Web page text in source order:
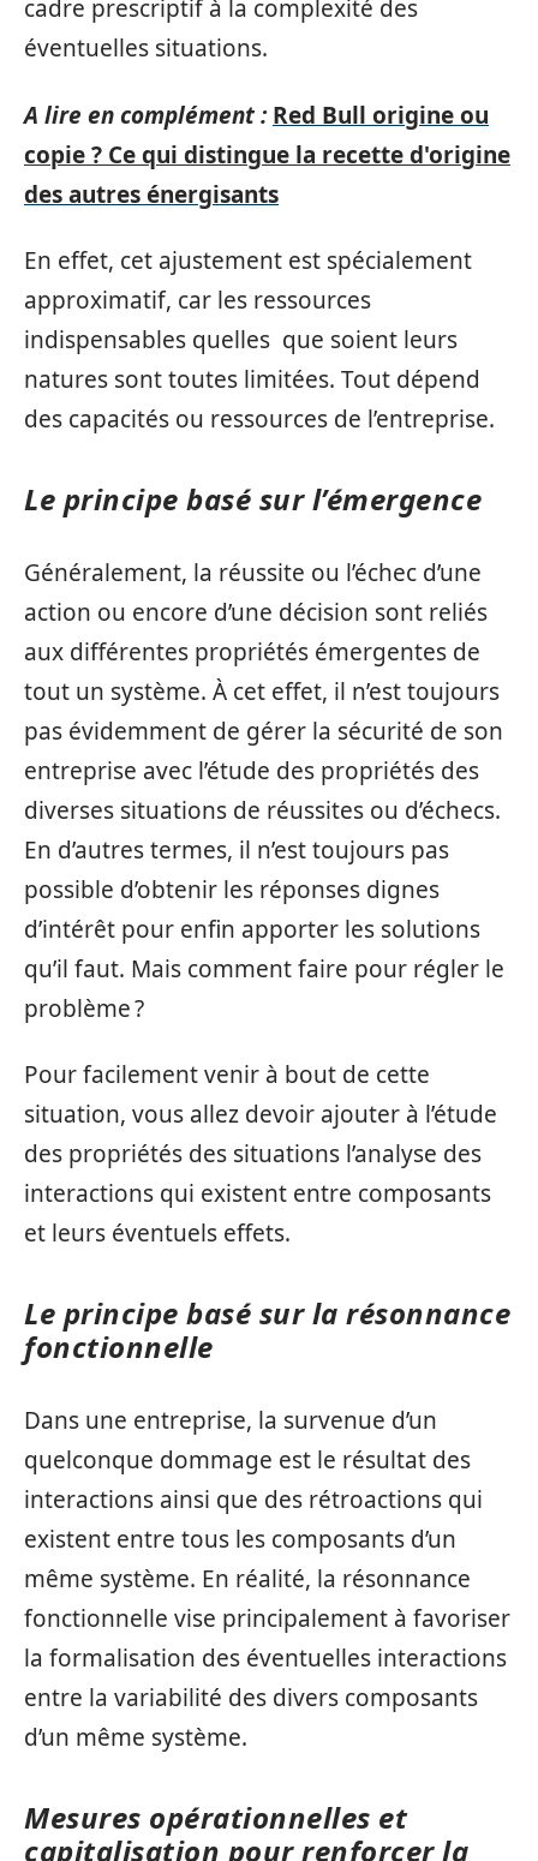
cadre prescriptif à la complexité des
éventuelles situations.
A lire en complément : Red Bull origine ou
copie ? Ce qui distingue la recette d'origine
des autres énergisants
En effet, cet ajustement est spécialement
approximatif, car les ressources
indispensables quelles que soient leurs
natures sont toutes limitées. Tout dépend
des capacités ou ressources de l’entreprise.
Le principe basé sur l’émergence
Généralement, la réussite ou l’échec d’une
action ou encore d’une décision sont reliés
aux différentes propriétés émergentes de
tout un système. À cet effet, il n’est toujours
pas évidemment de gérer la sécurité de son
entreprise avec l’étude des propriétés des
diverses situations de réussites ou d’échecs.
En d’autres termes, il n’est toujours pas
possible d’obtenir les réponses dignes
d’intérêt pour enfin apporter les solutions
qu’il faut. Mais comment faire pour régler le
problème ?
Pour facilement venir à bout de cette
situation, vous allez devoir ajouter à l’étude
des propriétés des situations l’analyse des
interactions qui existent entre composants
et leurs éventuels effets.
Le principe basé sur la résonnance
fonctionnelle
Dans une entreprise, la survenue d’un
quelconque dommage est le résultat des
interactions ainsi que des rétroactions qui
existent entre tous les composants d’un
même système. En réalité, la résonnance
fonctionnelle vise principalement à favoriser
la formalisation des éventuelles interactions
entre la variabilité des divers composants
d’un même système.
Mesures opérationnelles et
capitalisation pour renforcer la